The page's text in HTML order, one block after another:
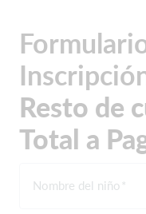
Resto de
Total a
Nombre del niño